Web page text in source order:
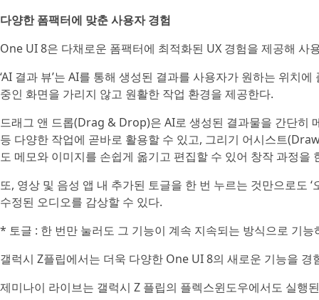
다양한 폼팩터에 맞춘 사용자 경험
One UI 8은 다채로운 폼팩터에 최적화된 UX 경험을 제공해 사
‘AI 결과 뷰’는 AI를 통해 생성된 결과를 사용자가 원하는 위치
중인 화면을 가리지 않고 원활한 작업 환경을 제공한다.
드래그 앤 드롭(Drag & Drop)은 AI로 생성된 결과물을 간단히
등 다양한 작업에 곧바로 활용할 수 있고, 그리기 어시스트
도 메모와 이미지를 손쉽게 옮기고 편집할 수 있어 창작 과정을
또, 영상 및 음성 앱 내 추가된 토글을 한 번 누르는 것만으로도
수정된 오디오를 감상할 수 있다.
* 토글 : 한 번만 눌러도 그 기능이 계속 지속되는 방식으로 기능
갤럭시 Z플립에서는 더욱 다양한 One UI 8의 새로운 기능을 경
제미나이 라이브는 갤럭시 Z 플립의 플렉스윈도우에서도 실행